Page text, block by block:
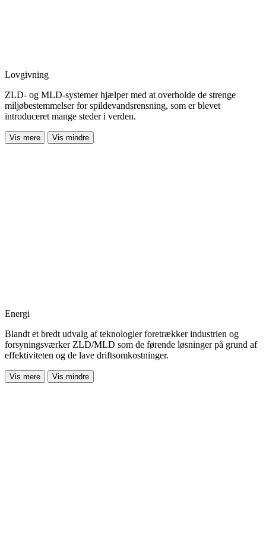
Lovgivning
ZLD- og MLD-systemer hjælper med at overholde de strenge
miljøbestemmelser for spildevandsrensning, som er blevet
introduceret mange steder i verden.
Vis mere Vis mindre
Energi
Blandt et bredt udvalg af teknologier foretrækker industrien og
forsyningsværker ZLD/MLD som de førende løsninger på grund af
effektiviteten og de lave driftsomkostninger.
Vis mere Vis mindre